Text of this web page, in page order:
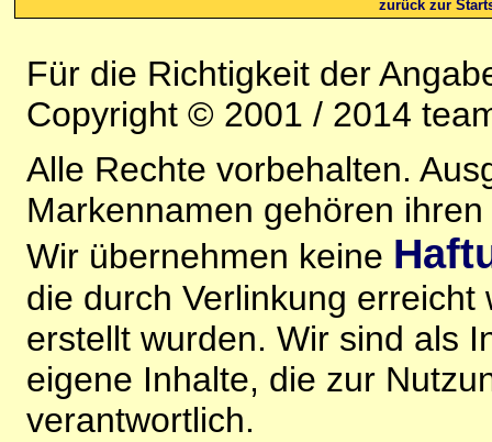
zurück zur
Für die Richtigkeit der
Copyright © 2001 / 2014
Alle Rechte vorbehalten.
Markennamen gehören
Wir übernehmen keine
die durch Verlinkung
erstellt wurden. Wir sind als
eigene Inhalte, die zur
verantwortlich.